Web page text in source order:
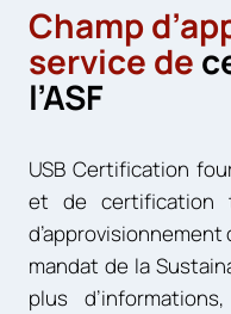
Champ
service de
l’ASF
USB Certification
et de certification
d’approvisionnement
mandat de la
plus